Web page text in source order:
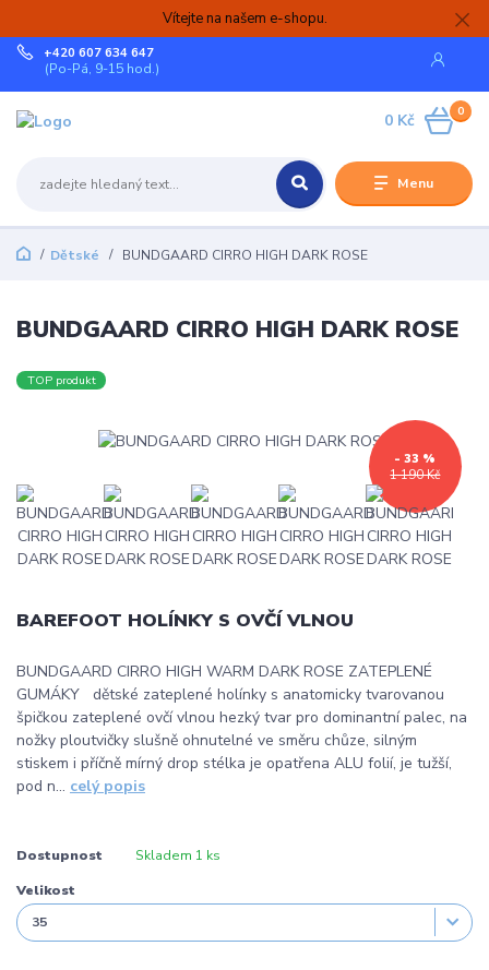
Vítejte na našem e-shopu.
Menu
+420 607 634 647
(Po-Pá, 9-15 hod.)
0
0 Kč
Dětské BUNDGAARD CIRRO HIGH DARK ROSE
BUNDGAARD CIRRO HIGH DARK ROSE
TOP produkt
1 190 Kč
- 33 %
BAREFOOT HOLÍNKY S OVČÍ VLNOU
BUNDGAARD CIRRO HIGH WARM DARK ROSE ZATEPLENÉ
GUMÁKY dětské zateplené holínky s anatomicky tvarovanou
špičkou zateplené ovčí vlnou hezký tvar pro dominantní palec, na
nožky ploutvičky slušně ohnutelné ve směru chůze, silným
stiskem i příčně mírný drop stélka je opatřena ALU folií, je tužší,
pod n... celý popis
Dostupnost Skladem 1 ks
Velikost